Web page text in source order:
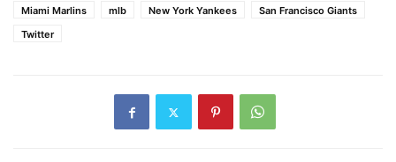
Miami Marlins
mlb New York Yankees
San Francisco Giants
Twitter